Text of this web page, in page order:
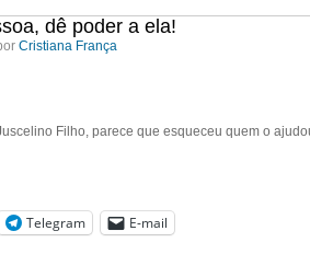
dê poder a ela!
Cristiana França
Filho, parece que esqueceu quem o
Telegram E-mail